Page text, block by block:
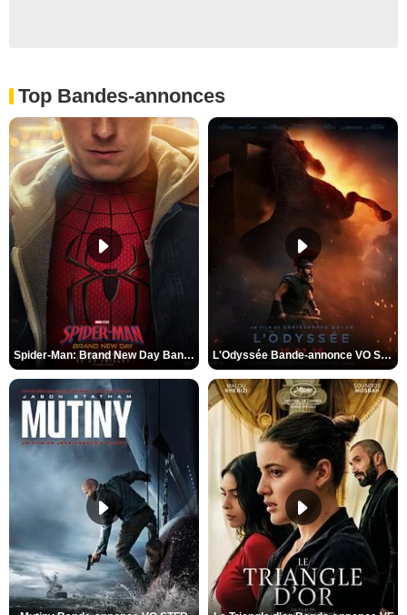
Top Bandes-annonces
Spider-Man: Brand New Day Bande-annonce VO STFR L'Odyssée Bande-annonce VO STFR